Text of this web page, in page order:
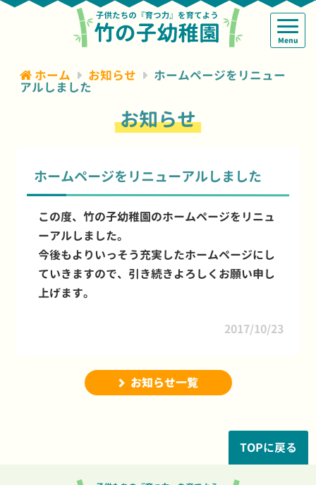
Menu
ホーム お知らせ ホームページをリニュー
アルしました
お知らせ
ホームページをリニューアルしました
この度、竹の子幼稚園のホームページをリニュ
ーアルしました。
今後もよりいっそう充実したホームページにし
ていきますので、引き続きよろしくお願い申し
上げます。
2017/10/23
お知らせ一覧
TOPに戻る